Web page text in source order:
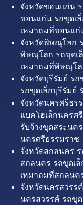
จังหวัดขอนแก่น
ขอนแก่น รถขุดเ
เหมาถมที่ขอนแก่
จังหวัดพิษณุโลก
พิษณุโลก รถขุดเ
เหมาถมที่พิษณุโ
จังหวัดบุรีรัมย์ ร
รถขุดเล็กบุรีรัมย์
จังหวัดนครศรีธร
แบคโฮเล็กนครศ
รับจ้างขุดสระนค
นครศรีธรรมราช
จังหวัดสกลนคร
สกลนคร รถขุดเ
เหมาถมที่สกลนค
จังหวัดนครสวรร
นครสวรรค์ รถขุ